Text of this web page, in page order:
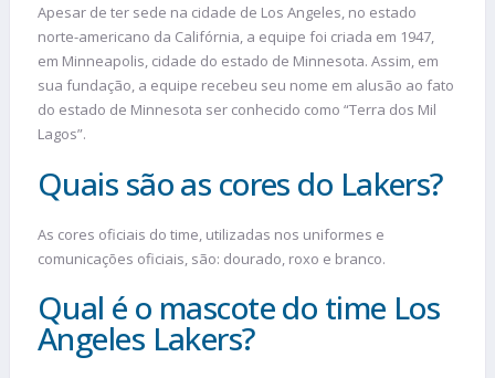
Apesar de ter sede na cidade de Los Angeles, no estado
norte-americano da Califórnia, a equipe foi criada em 1947,
em Minneapolis, cidade do estado de Minnesota. Assim, em
sua fundação, a equipe recebeu seu nome em alusão ao fato
do estado de Minnesota ser conhecido como “Terra dos Mil
Lagos”.
Quais são as cores do Lakers?
As cores oficiais do time, utilizadas nos uniformes e
comunicações oficiais, são: dourado, roxo e branco.
Qual é o mascote do time Los
Angeles Lakers?